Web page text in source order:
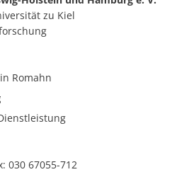
zu Kiel
Romahn
030 67055-712